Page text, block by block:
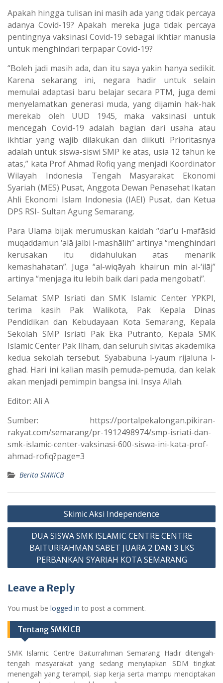
Apakah hingga tulisan ini masih ada yang tidak percaya
adanya Covid-19? Apakah mereka juga tidak percaya
pentingnya vaksinasi Covid-19 sebagai ikhtiar manusia
untuk menghindari terpapar Covid-19?
“Boleh jadi masih ada, dan itu saya yakin hanya sedikit.
Karena sekarang ini, negara hadir untuk selain
memulai adaptasi baru belajar secara PTM, juga demi
menyelamatkan generasi muda, yang dijamin hak-hak
merekab oleh UUD 1945, maka vaksinasi untuk
mencegah Covid-19 adalah bagian dari usaha atau
ikhtiar yang wajib dilakukan dan diikuti. Prioritasnya
adalah untuk siswa-siswi SMP ke atas, usia 12 tahun ke
atas,” kata Prof Ahmad Rofiq yang menjadi Koordinator
Wilayah Indonesia Tengah Masyarakat Ekonomi
Syariah (MES) Pusat, Anggota Dewan Penasehat Ikatan
Ahli Ekonomi Islam Indonesia (IAEI) Pusat, dan Ketua
DPS RSI- Sultan Agung Semarang.
Para Ulama bijak merumuskan kaidah “dar’u l-mafāsid
muqaddamun ‘alā jalbi l-mashālih” artinya “menghindari
kerusakan itu didahulukan atas menarik
kemashahatan”. Juga “al-wiqāyah khairun min al-‘ilāj”
artinya “menjaga itu lebih baik dari pada mengobati”.
Selamat SMP Isriati dan SMK Islamic Center YPKPI,
terima kasih Pak Walikota, Pak Kepala Dinas
Pendidikan dan Kebudayaan Kota Semarang, Kepala
Sekolah SMP Isriati Pak Eka Putranto, Kepala SMK
Islamic Center Pak Ilham, dan seluruh sivitas akademika
kedua sekolah tersebut. Syababuna l-yaum rijaluna l-
ghad. Hari ini kalian masih pemuda-pemuda, dan kelak
akan menjadi pemimpin bangsa ini. Insya Allah.
Editor: Ali A
Sumber: https://portalpekalongan.pikiran-
rakyat.com/semarang/pr-1912498974/smp-isriati-dan-
smk-islamic-center-vaksinasi-600-siswa-ini-kata-prof-
ahmad-rofiq?page=3
Berita SMKICB
Post
navigation
Skimic Aksi Independence
DUA SISWA SMK ISLAMIC CENTRE CENTRE
BAITURRAHMAN SABET JUARA 2 DAN 3 LKS
PERBANKAN SYARIAH KOTA SEMARANG
Leave a Reply
You must be logged in to post a comment.
Tentang SMKICB
SMK Islamic Centre Baiturrahman Semarang Hadir ditengah-
tengah masyarakat yang sedang menyiapkan SDM tingkat
menengah yang terampil, siap kerja serta mampu menciptakan